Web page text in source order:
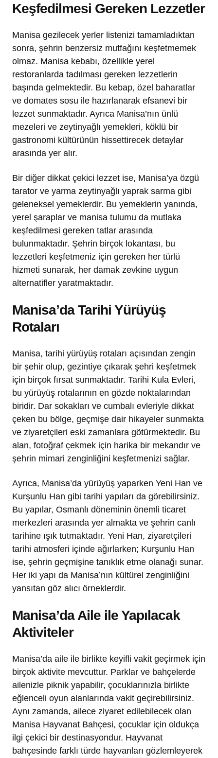
Keşfedilmesi Gereken Lezzetler
Manisa gezilecek yerler listenizi tamamladıktan
sonra, şehrin benzersiz mutfağını keşfetmemek
olmaz. Manisa kebabı, özellikle yerel
restoranlarda tadılması gereken lezzetlerin
başında gelmektedir. Bu kebap, özel baharatlar
ve domates sosu ile hazırlanarak efsanevi bir
lezzet sunmaktadır. Ayrıca Manisa’nın ünlü
mezeleri ve zeytinyağlı yemekleri, köklü bir
gastronomi kültürünün hissettirecek detaylar
arasında yer alır.
Bir diğer dikkat çekici lezzet ise, Manisa’ya özgü
tarator ve yarma zeytinyağlı yaprak sarma gibi
geleneksel yemeklerdir. Bu yemeklerin yanında,
yerel şaraplar ve manisa tulumu da mutlaka
keşfedilmesi gereken tatlar arasında
bulunmaktadır. Şehrin birçok lokantası, bu
lezzetleri keşfetmeniz için gereken her türlü
hizmeti sunarak, her damak zevkine uygun
alternatifler yaratmaktadır.
Manisa’da Tarihi Yürüyüş
Rotaları
Manisa, tarihi yürüyüş rotaları açısından zengin
bir şehir olup, gezintiye çıkarak şehri keşfetmek
için birçok fırsat sunmaktadır. Tarihi Kula Evleri,
bu yürüyüş rotalarının en gözde noktalarından
biridir. Dar sokakları ve cumbalı evleriyle dikkat
çeken bu bölge, geçmişe dair hikayeler sunmakta
ve ziyaretçileri eski zamanlara götürmektedir. Bu
alan, fotoğraf çekmek için harika bir mekandır ve
şehrin mimari zenginliğini keşfetmenizi sağlar.
Ayrıca, Manisa’da yürüyüş yaparken Yeni Han ve
Kurşunlu Han gibi tarihi yapıları da görebilirsiniz.
Bu yapılar, Osmanlı döneminin önemli ticaret
merkezleri arasında yer almakta ve şehrin canlı
tarihine ışık tutmaktadır. Yeni Han, ziyaretçileri
tarihi atmosferi içinde ağırlarken; Kurşunlu Han
ise, şehrin geçmişine tanıklık etme olanağı sunar.
Her iki yapı da Manisa’nın kültürel zenginliğini
yansıtan göz alıcı örneklerdir.
Manisa’da Aile ile Yapılacak
Aktiviteler
Manisa’da aile ile birlikte keyifli vakit geçirmek için
birçok aktivite mevcuttur. Parklar ve bahçelerde
ailenizle piknik yapabilir, çocuklarınızla birlikte
eğlenceli oyun alanlarında vakit geçirebilirsiniz.
Aynı zamanda, ailece ziyaret edilebilecek olan
Manisa Hayvanat Bahçesi, çocuklar için oldukça
ilgi çekici bir destinasyondur. Hayvanat
bahçesinde farklı türde hayvanları gözlemleyerek